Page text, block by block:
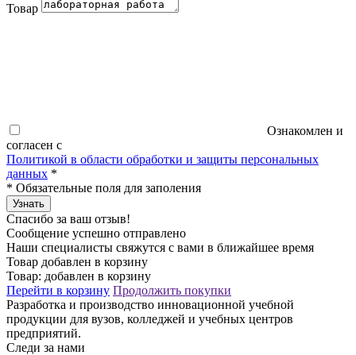
Товар
Ознакомлен и
согласен с
Политикой в области обработки и защиты персональных
данных *
* Обязательные поля для заполения
Узнать
Спасибо за ваш отзыв!
Сообщение успешно отправлено
Наши специалисты свяжутся с вами в ближайшее время
Товар добавлен в корзину
Товар: добавлен в корзину
Перейти в корзину Продолжить покупки
Разработка и производство инновационной учебной
продукции для вузов, колледжей и учебных центров
предприятий.
Следи за нами